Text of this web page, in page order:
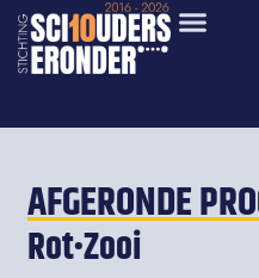
AFGERONDE
Rot•Zooi